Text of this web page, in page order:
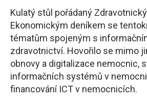
Kulatý stůl pořádaný
Ekonomickým deníkem se
tématům spojeným s
zdravotnictví. Hovořilo se mimo
obnovy a digitalizace nemocnic,
informačních systémů v
financování ICT v nemocnicích.